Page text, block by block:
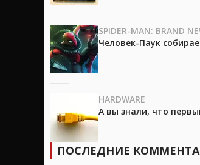
SPIDER-MAN: BRAND
Человек-Паук
HARDWARE
А вы знали, что
ПОСЛЕДНИЕ